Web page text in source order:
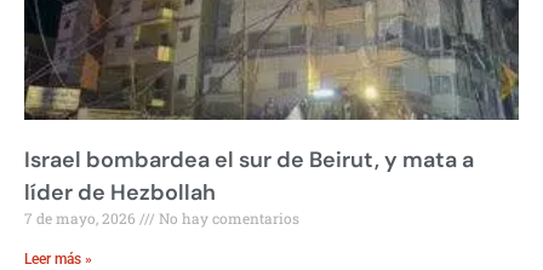
Israel bombardea el sur de Beirut, y mata a
líder de Hezbollah
7 de mayo, 2026 No hay comentarios
Leer más »